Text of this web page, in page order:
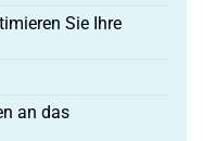
Sie Ihre
an das